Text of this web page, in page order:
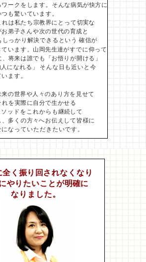
全く振り回されなくなり
やりたいことが明確に
なりました。
ークを します。そんな病気が快方に
も驚いています。
れは私たち宗教界にとって切実な
お弟子さんや次の世代の育成と
しっかり解決できるという 確信が
います。山岡先生達がすでに仰って
将来は誰でも「お悟りが開ける」
人になれる」 そんな日も近いと今
ます。
の世界や人々のあり方を見せて
れを実際に自分で生かせる
ッドをこれからも 継続して
多くの方々へお伝えして皆様に
になっていただきたいです。